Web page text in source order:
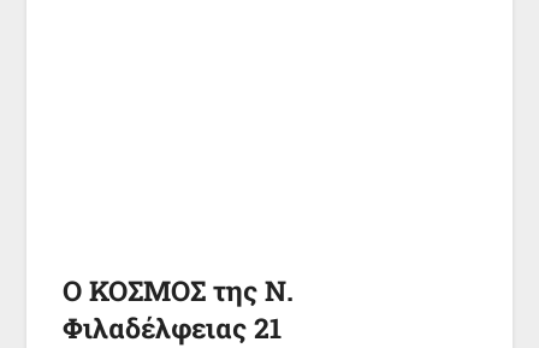
Ο ΚΟΣΜΟΣ της Ν.
Φιλαδέλφειας 21